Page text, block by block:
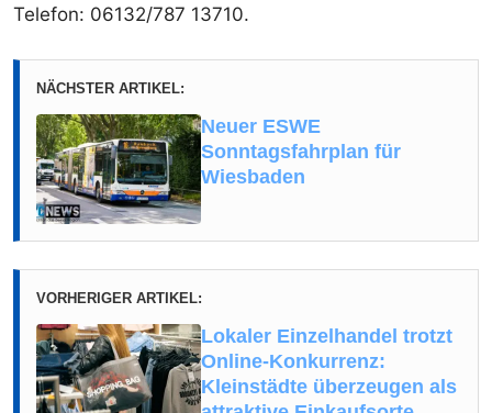
Telefon: 06132/787 13710.
NÄCHSTER ARTIKEL:
Neuer ESWE
Sonntagsfahrplan für
Wiesbaden
VORHERIGER ARTIKEL:
Lokaler Einzelhandel trotzt
Online-Konkurrenz:
Kleinstädte überzeugen als